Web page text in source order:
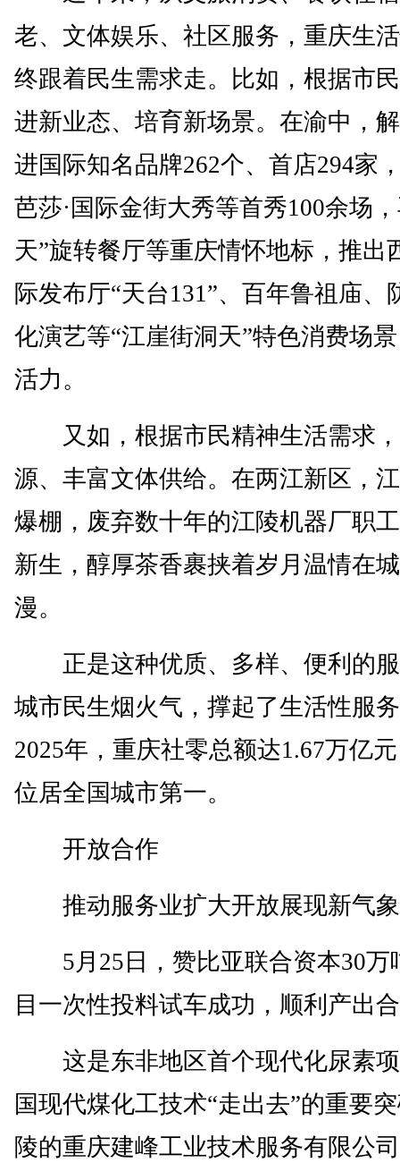
老、文体娱乐、社区服务，重庆生
终跟着民生需求走。比如，根据市
进新业态、培育新场景。在渝中，
进国际知名品牌262个、首店294家
芭莎·国际金街大秀等首秀100余场
天”旋转餐厅等重庆情怀地标，推出
际发布厅“天台131”、百年鲁祖庙、
化演艺等“江崖街洞天”特色消费场
活力。
又如，根据市民精神生活需求，
源、丰富文体供给。在两江新区，
爆棚，废弃数十年的江陵机器厂职
新生，醇厚茶香裹挟着岁月温情在
漫。
正是这种优质、多样、便利的服
城市民生烟火气，撑起了生活性服
2025年，重庆社零总额达1.67万亿
位居全国城市第一。
开放合作
推动服务业扩大开放展现新气象
5月25日，赞比亚联合资本30万
目一次性投料试车成功，顺利产出
这是东非地区首个现代化尿素项
国现代煤化工技术“走出去”的重要
陵的重庆建峰工业技术服务有限公